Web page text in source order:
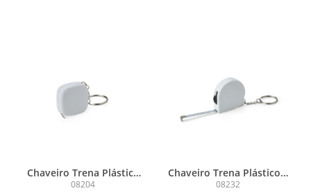
Chaveiro Trena Plástico
1M
08204
Chaveiro Trena Plástico 2
Metros
08232